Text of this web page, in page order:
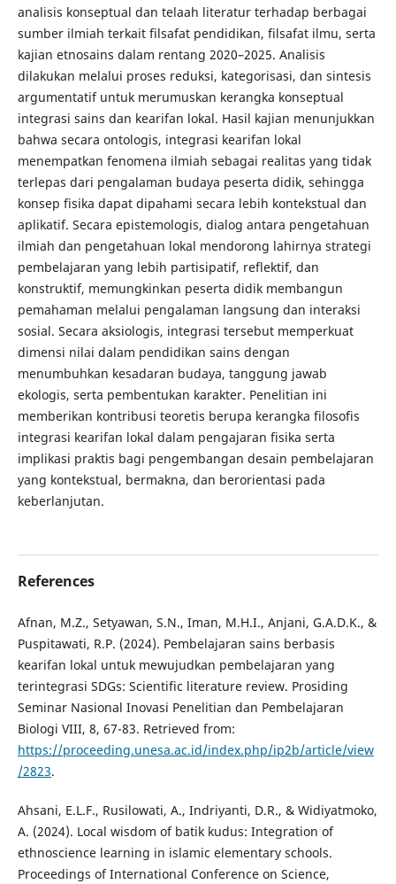
analisis konseptual dan telaah literatur terhadap berbagai
sumber ilmiah terkait filsafat pendidikan, filsafat ilmu, serta
kajian etnosains dalam rentang 2020–2025. Analisis
dilakukan melalui proses reduksi, kategorisasi, dan sintesis
argumentatif untuk merumuskan kerangka konseptual
integrasi sains dan kearifan lokal. Hasil kajian menunjukkan
bahwa secara ontologis, integrasi kearifan lokal
menempatkan fenomena ilmiah sebagai realitas yang tidak
terlepas dari pengalaman budaya peserta didik, sehingga
konsep fisika dapat dipahami secara lebih kontekstual dan
aplikatif. Secara epistemologis, dialog antara pengetahuan
ilmiah dan pengetahuan lokal mendorong lahirnya strategi
pembelajaran yang lebih partisipatif, reflektif, dan
konstruktif, memungkinkan peserta didik membangun
pemahaman melalui pengalaman langsung dan interaksi
sosial. Secara aksiologis, integrasi tersebut memperkuat
dimensi nilai dalam pendidikan sains dengan
menumbuhkan kesadaran budaya, tanggung jawab
ekologis, serta pembentukan karakter. Penelitian ini
memberikan kontribusi teoretis berupa kerangka filosofis
integrasi kearifan lokal dalam pengajaran fisika serta
implikasi praktis bagi pengembangan desain pembelajaran
yang kontekstual, bermakna, dan berorientasi pada
keberlanjutan.
References
Afnan, M.Z., Setyawan, S.N., Iman, M.H.I., Anjani, G.A.D.K., &
Puspitawati, R.P. (2024). Pembelajaran sains berbasis
kearifan lokal untuk mewujudkan pembelajaran yang
terintegrasi SDGs: Scientific literature review. Prosiding
Seminar Nasional Inovasi Penelitian dan Pembelajaran
Biologi VIII, 8, 67-83. Retrieved from:
https://proceeding.unesa.ac.id/index.php/ip2b/article/view
/2823.
Ahsani, E.L.F., Rusilowati, A., Indriyanti, D.R., & Widiyatmoko,
A. (2024). Local wisdom of batik kudus: Integration of
ethnoscience learning in islamic elementary schools.
Proceedings of International Conference on Science,